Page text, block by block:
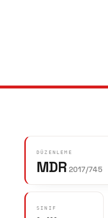
DÜZENLEME
MDR 2017/745
SINIF